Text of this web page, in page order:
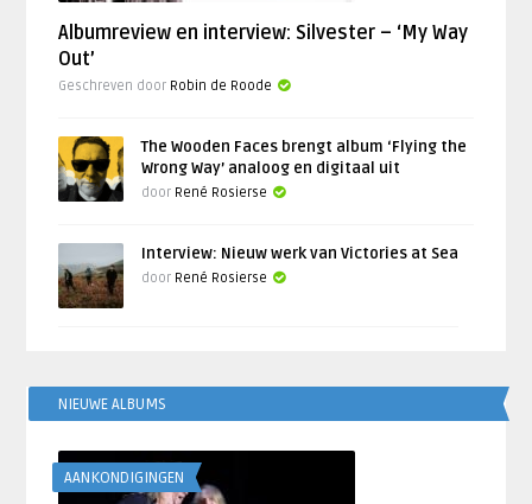
Albumreview en interview: Silvester – ‘My Way
Out’
Geschreven door Robin de Roode
The Wooden Faces brengt album ‘Flying the
Wrong Way’ analoog en digitaal uit
door René Rosierse
Interview: Nieuw werk van Victories at Sea
door René Rosierse
NIEUWE ALBUMS
AANKONDIGINGEN